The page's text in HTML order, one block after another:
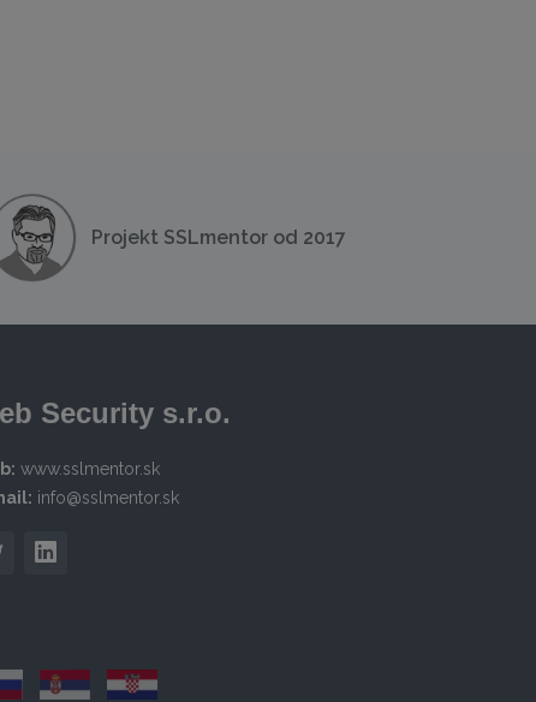
Projekt SSLmentor od 2017
Security s.r.o.
www.sslmentor.sk
info@sslmentor.sk